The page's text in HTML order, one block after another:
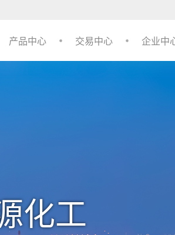
产品中心 交易中心 企业中
化工